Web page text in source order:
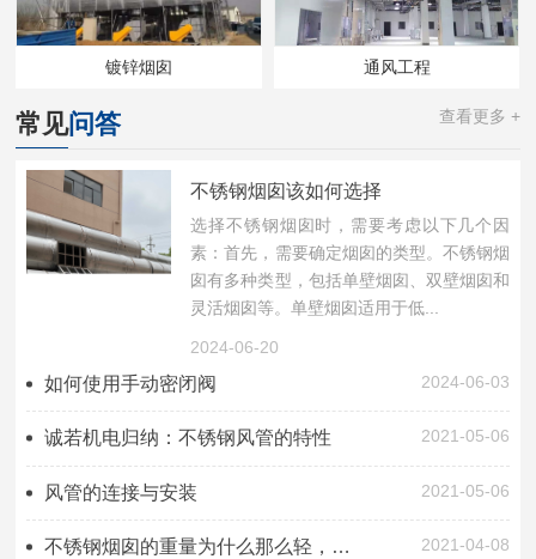
镀锌烟囱 通风工程
常见问答 查看更多 +
不锈钢烟囱该如何选择
选择不锈钢烟囱时，需要考虑以下几个因
素：首先，需要确定烟囱的类型。不锈钢烟
囱有多种类型，包括单壁烟囱、双壁烟囱和
灵活烟囱等。单壁烟囱适用于低...
2024-06-20
如何使用手动密闭阀 2024-06-03
诚若机电归纳：不锈钢风管的特性 2021-05-06
风管的连接与安装 2021-05-06
不锈钢烟囱的重量为什么那么轻，功能还那么好? 2021-04-08